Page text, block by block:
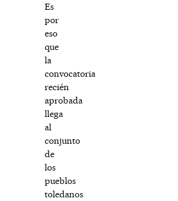
Es
por
eso
que
la
convocatoria
recién
aprobada
llega
al
conjunto
de
los
pueblos
toledanos